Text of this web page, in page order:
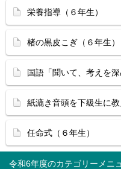
令和6年度
栄養指導（６年生）
楮の黒皮こぎ（６年生）
国語「聞いて、考えを深
紙漉き音頭を下級生に
任命式（６年生）